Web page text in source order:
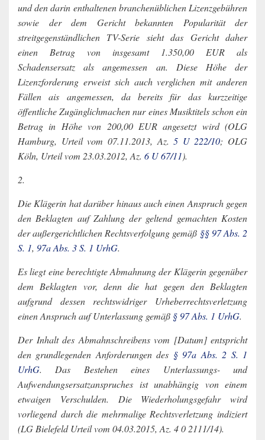
und den darin enthaltenen branchenüblichen Lizenzgebühren
sowie der dem Gericht bekannten Popularität der
streitgegenständlichen TV-Serie sieht das Gericht daher
einen Betrag von insgesamt 1.350,00 EUR als
Schadensersatz als angemessen an. Diese Höhe der
Lizenzforderung erweist sich auch verglichen mit anderen
Fällen ais angemessen, da bereits für das kurzzeitige
öffentliche Zugänglichmachen nur eines Musiktitels schon ein
Betrag in Höhe von 200,00 EUR angesetzt wird (OLG
Hamburg, Urteil vom 07.11.2013, Az.5 U 222/10; OLG
Köln, Urteil vom 23.03.2012, Az. 6 U 67/11).
2.
Die Klägerin hat darüber hinaus auch einen Anspruch gegen
den Beklagten auf Zahlung der geltend gemachten Kosten
der außergerichtlichen Rechtsverfolgung gemäß §§ 97 Abs. 2
S. 1, 97a Abs. 3 S. 1 UrhG.
Es liegt eine berechtigte Abmahnung der Klägerin gegenüber
dem Beklagten vor, denn die hat gegen den Beklagten
aufgrund dessen rechtswidriger Urheberrechtsverletzung
einen Anspruch auf Unterlassung gemäß § 97 Abs. 1 UrhG.
Der Inhalt des Abmahnschreibens vom [Datum] entspricht
den grundlegenden Anforderungen des § 97a Abs. 2 S. 1
UrhG. Das Bestehen eines Unterlassungs- und
Aufwendungsersatzanspruches ist unabhängig von einem
etwaigen Verschulden. Die Wiederholungsgefahr wird
vorliegend durch die mehrmalige Rechtsverletzung indiziert
(LG Bielefeld Urteil vom 04.03.2015, Az. 4 0 2111/14).